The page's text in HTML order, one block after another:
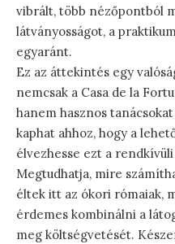
vibrált, több nézőpontból
látványosságot, a
egyaránt.
Ez az áttekintés egy
nemcsak a Casa de la
hanem hasznos
kaphat ahhoz, hogy a
élvezhesse ezt a
Megtudhatja, mire
éltek itt az ókori rómaiak,
érdemes kombinálni a
meg költségvetését.